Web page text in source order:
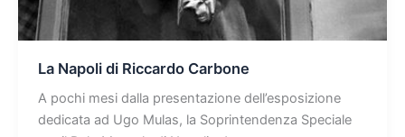
La Napoli di Riccardo Carbone
A pochi mesi dalla presentazione dell’esposizione
dedicata ad Ugo Mulas, la Soprintendenza Speciale